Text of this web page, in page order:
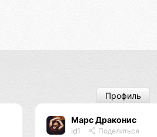
Марс Драконис
id1 Поделиться
Профиль